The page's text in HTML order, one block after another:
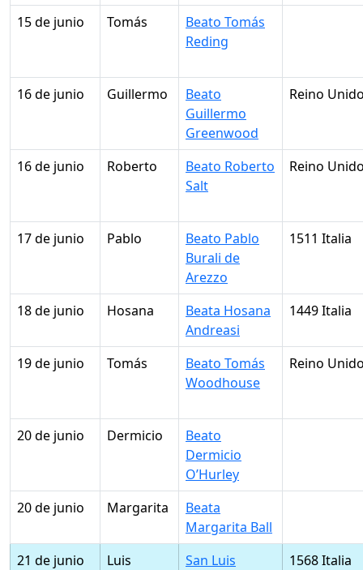
15 de junio Tomás
Beato Tomás
Reding
16 de junio Guillermo
Beato
Guillermo
Greenwood
Reino
16 de junio Roberto
Beato Roberto
Salt
Reino
17 de junio Pablo
Beato Pablo
Burali de
Arezzo
1511 Italia
18 de junio Hosana
Beata Hosana
Andreasi
1449 Italia
19 de junio Tomás
Beato Tomás
Woodhouse
Reino
20 de junio Dermicio
Beato
Dermicio
O’Hurley
20 de junio
Margarita
Beata
Margarita Ball
21 de junio
Luis
San Luis
1568 Italia